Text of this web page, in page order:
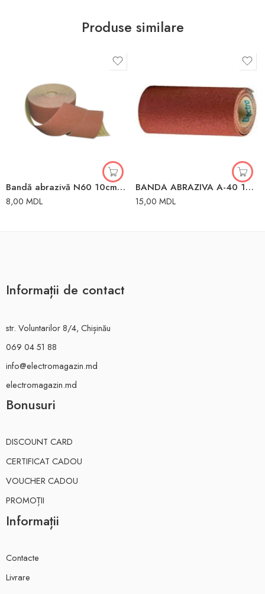
Produse similare
Bandă abrazivă N60 10cm*50m
8,00 MDL
BANDA ABRAZIVA A-40 100 MM x 1 M LIDER
15,00 MDL
Informații de contact
str. Voluntarilor 8/4, Chișinău
069 04 51 88
info@electromagazin.md
electromagazin.md
Bonusuri
DISCOUNT CARD
CERTIFICAT CADOU
VOUCHER CADOU
PROMOȚII
Informații
Contacte
Livrare